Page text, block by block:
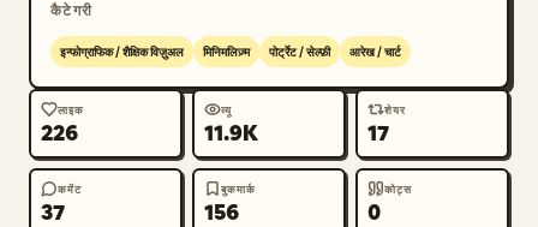
कैटेगरी
इन्फोग्राफिक / शैक्षिक विज़ुअल मिनिमलिज़्म पोर्ट्रेट / सेल्फ़ी आरेख / चार्ट
लाइक
226
व्यू
11.9K
शेयर
17
कमेंट
37
बुकमार्क
156
कोट्स
0